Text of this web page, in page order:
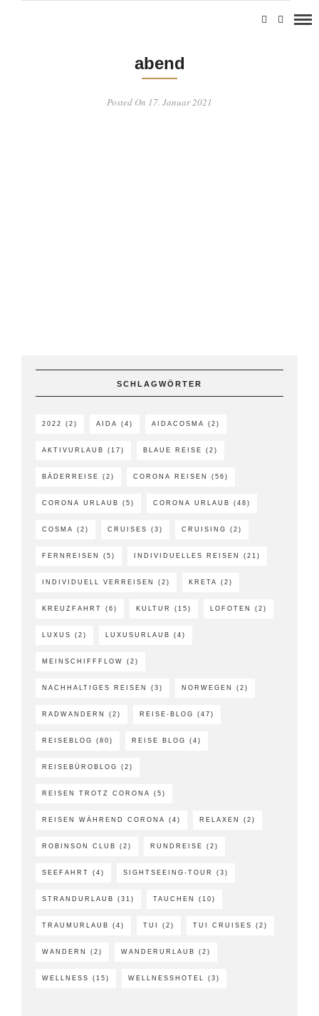
abend
Posted On 17. Januar 2021
SCHLAGWÖRTER
2022 (2) AIDA (4) AIDACOSMA (2)
AKTIVURLAUB (17) BLAUE REISE (2)
BÄDERREISE (2) CORONA REISEN (56)
CORONA URLAUB (5) CORONA URLAUB (48)
COSMA (2) CRUISES (3) CRUISING (2)
FERNREISEN (5) INDIVIDUELLES REISEN (21)
INDIVIDUELL VERREISEN (2) KRETA (2)
KREUZFAHRT (6) KULTUR (15) LOFOTEN (2)
LUXUS (2) LUXUSURLAUB (4)
MEINSCHIFFFLOW (2)
NACHHALTIGES REISEN (3) NORWEGEN (2)
RADWANDERN (2) REISE-BLOG (47)
REISEBLOG (80) REISE BLOG (4)
REISEBÜROBLOG (2)
REISEN TROTZ CORONA (5)
REISEN WÄHREND CORONA (4) RELAXEN (2)
ROBINSON CLUB (2) RUNDREISE (2)
SEEFAHRT (4) SIGHTSEEING-TOUR (3)
STRANDURLAUB (31) TAUCHEN (10)
TRAUMURLAUB (4) TUI (2) TUI CRUISES (2)
WANDERN (2) WANDERURLAUB (2)
WELLNESS (15) WELLNESSHOTEL (3)